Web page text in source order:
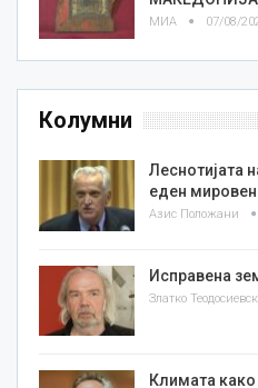
МИА 07/08/
Колумни
Леснотијата
еден
Азис Положани
Исправена
Климата